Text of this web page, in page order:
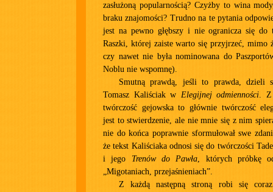
zasłużoną popularnością? Czyżby to wina
braku znajomości? Trudno na te pytania
jest na pewno głębszy i nie ogranicza się do
Raszki, której zaiste warto się przyjrzeć, mimo
czy nawet nie była nominowana do
Noblu nie wspomnę).
Smutną prawdą, jeśli to prawda, dzieli
Tomasz Kaliściak w Elegijnej odmienności. Z
twórczość gejowska to głównie twórczość
jest to stwierdzenie, ale nie mnie się z nim
nie do końca poprawnie sformułował swe
że tekst Kaliściaka odnosi się do twórczości
i jego Trenów do Pawła, których próbkę
„Migotaniach, przejaśnieniach”.
Z każdą następną stroną robi się